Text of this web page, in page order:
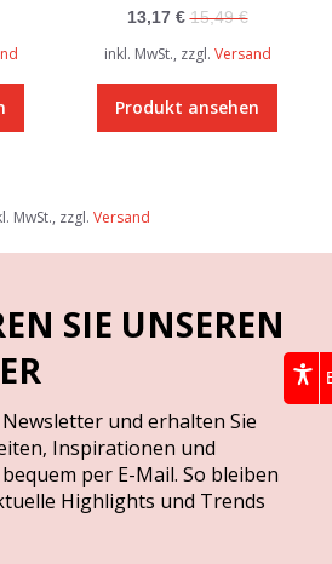
13,17 € 15,49 €
inkl. MwSt., zzgl. Versand
Produkt ansehen
MwSt., zzgl. Versand
SIE UNSEREN
und erhalten Sie
Inspirationen und
per E-Mail. So bleiben
Highlights und Trends